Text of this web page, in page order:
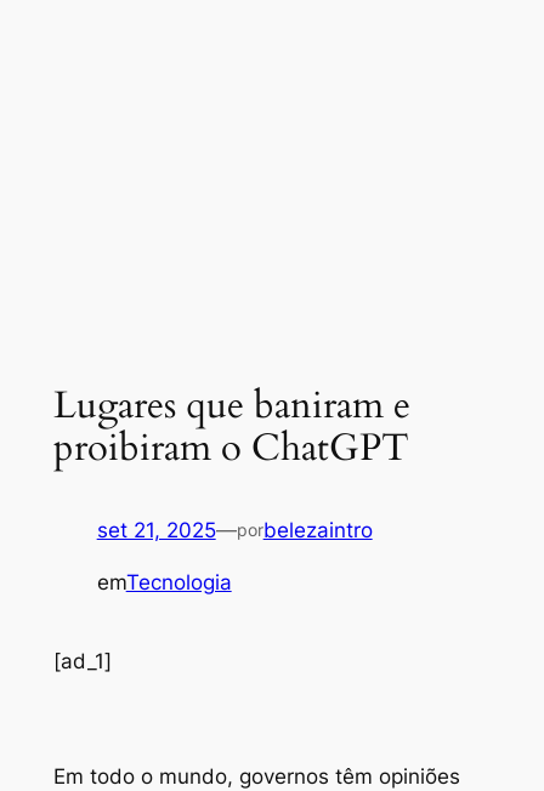
Lugares que baniram e
proibiram o ChatGPT
set 21, 2025—porbelezaintro
emTecnologia
[ad_1]
Em todo o mundo, governos têm opiniões